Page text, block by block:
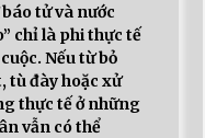
tử và nước
” chỉ là phi thực tế
Nếu từ bỏ
tù đày hoặc xử
thực tế ở những
vẫn có thể